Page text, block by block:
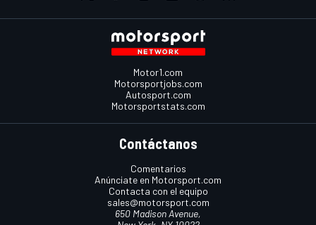
Motor1.com
Motorsportjobs.com
Autosport.com
Motorsportstats.com
Contáctanos
Comentarios
Anúnciate en Motorsport.com
Contacta con el equipo
sales@motorsport.com
650 Madison Avenue,